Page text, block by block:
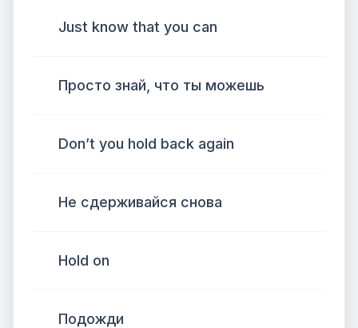
Just know that you can
Просто знай, что ты можешь
Don’t you hold back again
Не сдерживайся снова
Hold on
Подожди